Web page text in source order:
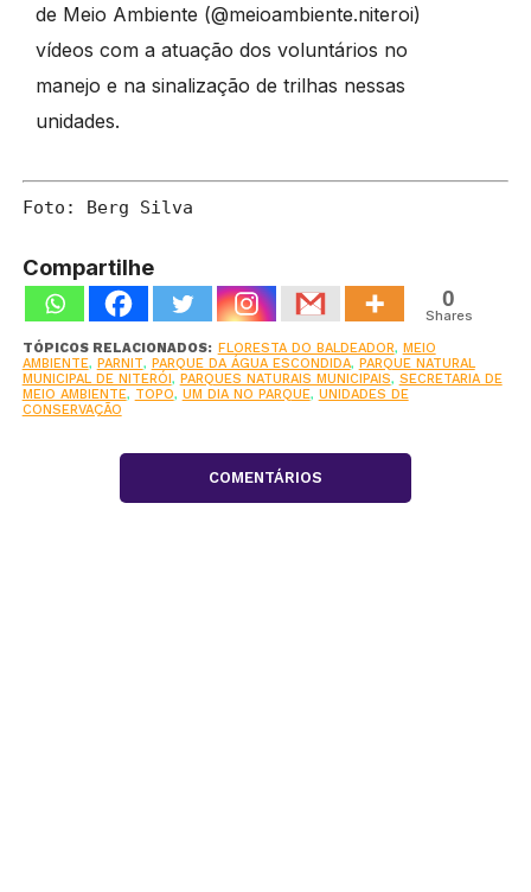
de Meio Ambiente (@meioambiente.niteroi)
vídeos com a atuação dos voluntários no
manejo e na sinalização de trilhas nessas
unidades.
Foto: Berg Silva
Compartilhe
0
Shares
TÓPICOS RELACIONADOS: FLORESTA DO BALDEADOR, MEIO
AMBIENTE, PARNIT, PARQUE DA ÁGUA ESCONDIDA, PARQUE NATURAL
MUNICIPAL DE NITERÓI, PARQUES NATURAIS MUNICIPAIS, SECRETARIA DE
MEIO AMBIENTE, TOPO, UM DIA NO PARQUE, UNIDADES DE
CONSERVAÇÃO
COMENTÁRIOS